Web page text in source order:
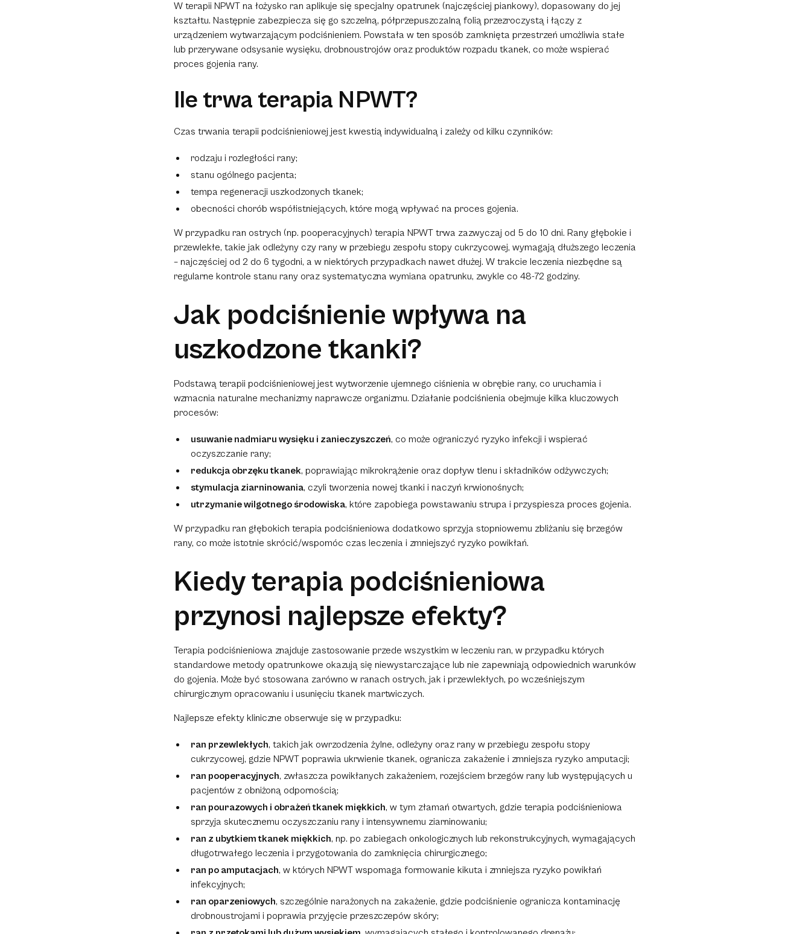
W terapii NPWT na łożysko ran aplikuje się specjalny opatrunek (najczęściej piankowy), dopasowany do jej
kształtu. Następnie zabezpiecza się go szczelną, półprzepuszczalną folią przezroczystą i łączy z
urządzeniem wytwarzającym podciśnieniem. Powstała w ten sposób zamknięta przestrzeń umożliwia stałe
lub przerywane odsysanie wysięku, drobnoustrojów oraz produktów rozpadu tkanek, co może wspierać
proces gojenia rany.
Ile trwa terapia NPWT?
Czas trwania terapii podciśnieniowej jest kwestią indywidualną i zależy od kilku czynników:
rodzaju i rozległości rany;
stanu ogólnego pacjenta;
tempa regeneracji uszkodzonych tkanek;
obecności chorób współistniejących, które mogą wpływać na proces gojenia.
W przypadku ran ostrych (np. pooperacyjnych) terapia NPWT trwa zazwyczaj od 5 do 10 dni. Rany głębokie i
przewlekłe, takie jak odleżyny czy rany w przebiegu zespołu stopy cukrzycowej, wymagają dłuższego leczenia
– najczęściej od 2 do 6 tygodni, a w niektórych przypadkach nawet dłużej. W trakcie leczenia niezbędne są
regularne kontrole stanu rany oraz systematyczna wymiana opatrunku, zwykle co 48-72 godziny.
Jak podciśnienie wpływa na
uszkodzone tkanki?
Podstawą terapii podciśnieniowej jest wytworzenie ujemnego ciśnienia w obrębie rany, co uruchamia i
wzmacnia naturalne mechanizmy naprawcze organizmu. Działanie podciśnienia obejmuje kilka kluczowych
procesów:
usuwanie nadmiaru wysięku i zanieczyszczeń, co może ograniczyć ryzyko infekcji i wspierać
oczyszczanie rany;
redukcja obrzęku tkanek, poprawiając mikrokrążenie oraz dopływ tlenu i składników odżywczych;
stymulacja ziarninowania, czyli tworzenia nowej tkanki i naczyń krwionośnych;
utrzymanie wilgotnego środowiska, które zapobiega powstawaniu strupa i przyspiesza proces gojenia.
W przypadku ran głębokich terapia podciśnieniowa dodatkowo sprzyja stopniowemu zbliżaniu się brzegów
rany, co może istotnie skrócić/wspomóc czas leczenia i zmniejszyć ryzyko powikłań.
Kiedy terapia podciśnieniowa
przynosi najlepsze efekty?
Terapia podciśnieniowa znajduje zastosowanie przede wszystkim w leczeniu ran, w przypadku których
standardowe metody opatrunkowe okazują się niewystarczające lub nie zapewniają odpowiednich warunków
do gojenia. Może być stosowana zarówno w ranach ostrych, jak i przewlekłych, po wcześniejszym
chirurgicznym opracowaniu i usunięciu tkanek martwiczych.
Najlepsze efekty kliniczne obserwuje się w przypadku:
ran przewlekłych, takich jak owrzodzenia żylne, odleżyny oraz rany w przebiegu zespołu stopy
cukrzycowej, gdzie NPWT poprawia ukrwienie tkanek, ogranicza zakażenie i zmniejsza ryzyko amputacji;
ran pooperacyjnych, zwłaszcza powikłanych zakażeniem, rozejściem brzegów rany lub występujących u
pacjentów z obniżoną odpornością;
ran pourazowych i obrażeń tkanek miękkich, w tym złamań otwartych, gdzie terapia podciśnieniowa
sprzyja skutecznemu oczyszczaniu rany i intensywnemu ziarninowaniu;
ran z ubytkiem tkanek miękkich, np. po zabiegach onkologicznych lub rekonstrukcyjnych, wymagających
długotrwałego leczenia i przygotowania do zamknięcia chirurgicznego;
ran po amputacjach, w których NPWT wspomaga formowanie kikuta i zmniejsza ryzyko powikłań
infekcyjnych;
ran oparzeniowych, szczególnie narażonych na zakażenie, gdzie podciśnienie ogranicza kontaminację
drobnoustrojami i poprawia przyjęcie przeszczepów skóry;